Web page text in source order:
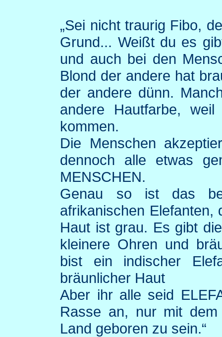
„Sei nicht traurig Fibo,
Grund... Weißt du es
und auch bei den
Blond der andere hat
der andere dünn.
andere Hautfarbe,
kommen.
Die Menschen
dennoch alle etwas
MENSCHEN.
Genau so ist das
afrikanischen
Haut ist grau. Es gibt
kleinere Ohren und
bist ein indischer
bräunlicher Haut
Aber ihr alle seid
Rasse an, nur mit
Land geboren zu sein.“